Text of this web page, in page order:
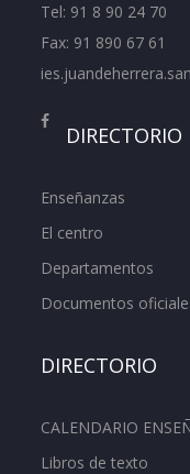
Tel: 91 8 90 24 70
Fax: 91 890 67 61
DIRECTORIO
Enseñanzas
El centro
Departamentos
Documentos
DIRECTORIO
CALENDARIO
Libros de texto